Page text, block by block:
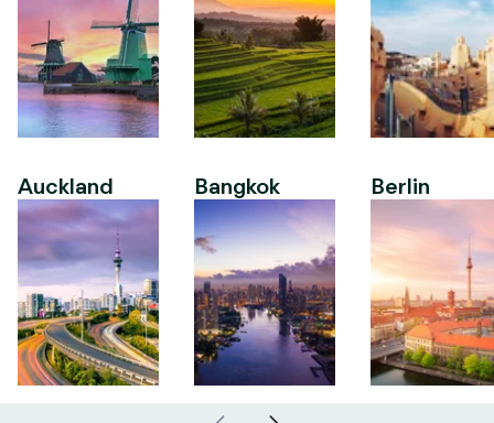
Auckland Bangkok Berlin